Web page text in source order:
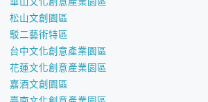
松山文創園區
駁二藝術特區
台中文化創意產業園區
花蓮文化創意產業園區
嘉酒文創園區